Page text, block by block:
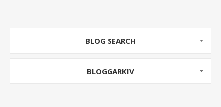
BLOG SEARCH
BLOGGARKIV